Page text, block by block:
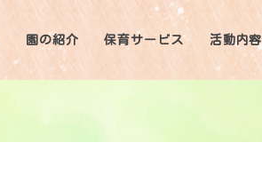
園の紹介 保育サービス 活動内容